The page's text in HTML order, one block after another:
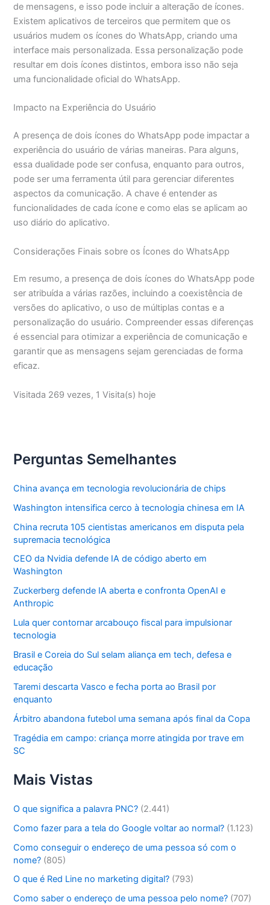
de mensagens, e isso pode incluir a alteração de ícones.
Existem aplicativos de terceiros que permitem que os
usuários mudem os ícones do WhatsApp, criando uma
interface mais personalizada. Essa personalização pode
resultar em dois ícones distintos, embora isso não seja
uma funcionalidade oficial do WhatsApp.
Impacto na Experiência do Usuário
A presença de dois ícones do WhatsApp pode impactar a
experiência do usuário de várias maneiras. Para alguns,
essa dualidade pode ser confusa, enquanto para outros,
pode ser uma ferramenta útil para gerenciar diferentes
aspectos da comunicação. A chave é entender as
funcionalidades de cada ícone e como elas se aplicam ao
uso diário do aplicativo.
Considerações Finais sobre os Ícones do WhatsApp
Em resumo, a presença de dois ícones do WhatsApp pode
ser atribuída a várias razões, incluindo a coexistência de
versões do aplicativo, o uso de múltiplas contas e a
personalização do usuário. Compreender essas diferenças
é essencial para otimizar a experiência de comunicação e
garantir que as mensagens sejam gerenciadas de forma
eficaz.
Visitada 269 vezes, 1 Visita(s) hoje
Perguntas Semelhantes
China avança em tecnologia revolucionária de chips
Washington intensifica cerco à tecnologia chinesa em IA
China recruta 105 cientistas americanos em disputa pela
supremacia tecnológica
CEO da Nvidia defende IA de código aberto em
Washington
Zuckerberg defende IA aberta e confronta OpenAI e
Anthropic
Lula quer contornar arcabouço fiscal para impulsionar
tecnologia
Brasil e Coreia do Sul selam aliança em tech, defesa e
educação
Taremi descarta Vasco e fecha porta ao Brasil por
enquanto
Árbitro abandona futebol uma semana após final da Copa
Tragédia em campo: criança morre atingida por trave em
SC
Mais Vistas
O que significa a palavra PNC? (2.441)
Como fazer para a tela do Google voltar ao normal? (1.123)
Como conseguir o endereço de uma pessoa só com o
nome? (805)
O que é Red Line no marketing digital? (793)
Como saber o endereço de uma pessoa pelo nome? (707)